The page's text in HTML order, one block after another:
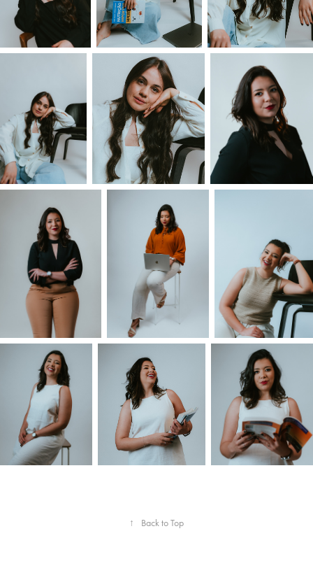
↑ Back to Top